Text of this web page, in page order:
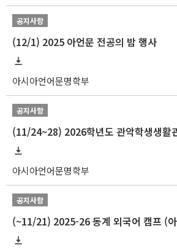
공지사항
(12/1) 2025 아언문 전공의 밤 행사
아시아언어문명학부
공지사항
아시아언어문명학부
공지사항
(~11/21) 2025-26 동계 외국어 캠프 (